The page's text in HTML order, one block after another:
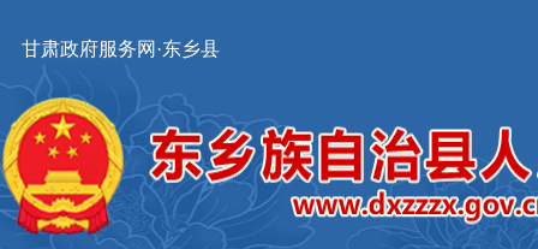
甘肃政府服务网·东乡县